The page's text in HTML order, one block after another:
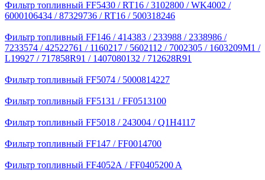
Фильтр топливный FF5430 / RT16 / 3102800 / WK4002 /
6000106434 / 87329736 / RT16 / 500318246
Фильтр топливный FF146 / 414383 / 233988 / 2338986 /
7233574 / 42522761 / 1160217 / 5602112 / 7002305 / 1603209M1 /
L19927 / 717858R91 / 1407080132 / 712628R91
Фильтр топливный FF5074 / 5000814227
Фильтр топливный FF5131 / FF0513100
Фильтр топливный FF5018 / 243004 / Q1H4117
Фильтр топливный FF147 / FF0014700
Фильтр топливный FF4052А / FF0405200 A